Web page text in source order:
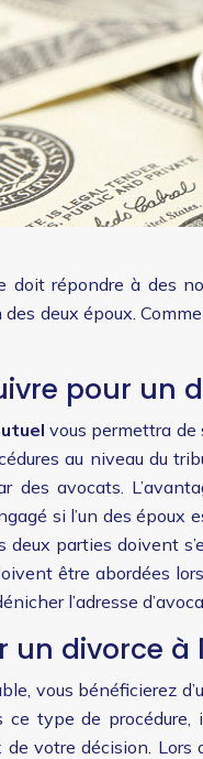
doit répondre à des
deux époux.
pour un
vous permettra de
au niveau du
des avocats.
si l’un des époux
deux parties doivent
être abordées
l’adresse
un divorce à
vous bénéficierez
type de procédure,
votre décision.